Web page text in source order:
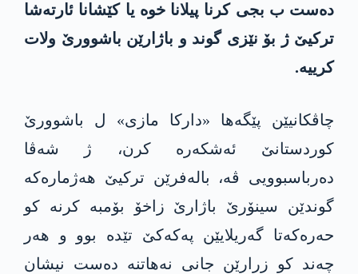
ده‌ست ب بجی كرنا پیلانا خوه‌ یا كێشانا ئارته‌شا
تركیێ ژ بۆ نێزی گوند و باژارێن باشوورێ ولات
كرییه‌.
چاڤكانیێن پێگه‌ها «داركا مازی» ل باشوورێ
كوردستانێ ئه‌شكه‌ره‌ كرن، ژ شه‌ڤا
ده‌رباسبوویی ڤه‌، باله‌فرێن تركیێ هه‌ژماره‌كه‌
گوندێن سینۆرێ باژارێ زاخۆ بۆمبه‌ كرنه‌ كو
حه‌ره‌كه‌تا گه‌ریلایێن په‌كه‌كێ تێده‌ بوو و هه‌ر
چه‌ند كو زرارێن جانی نه‌هاتنه‌ ده‌ست نیشان